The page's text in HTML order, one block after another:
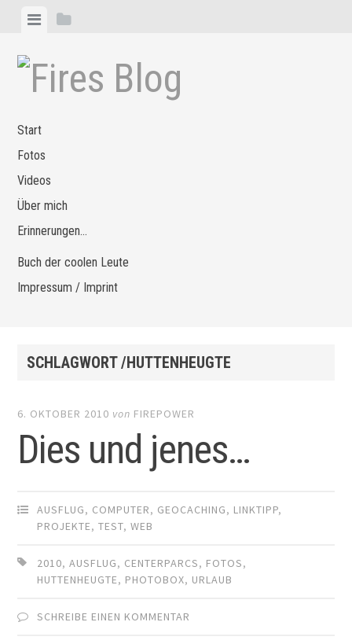
Zum
springen
MenüSeitenleiste
Start
Fotos
Videos
Über mich
Erinnerungen…
Buch der coolen Leute
Impressum / Imprint
SCHLAGWORT /HUTTENHEUGTE
6. OKTOBER 2010 von FIREPOWER
Dies und jenes…
AUSFLUG, COMPUTER, GEOCACHING, LINKTIPP,
PROJEKTE,TEST,WEB
2010,AUSFLUG, CENTERPARCS, FOTOS,
HUTTENHEUGTE, PHOTOBOX, URLAUB
SCHREIBE EINEN KOMMENTAR